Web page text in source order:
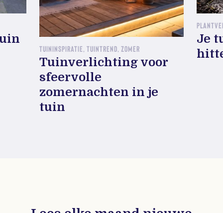
TUININSPIRATIE, TUINTREND, ZOMER
Tuinverlichting voor
sfeervolle
zomernachten in je
tuin
Je